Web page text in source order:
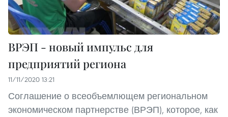
ВРЭП - новый импульс для
предприятий региона
11/11/2020 13:21
Соглашение о всеобъемлющем региональном
экономическом партнерстве (ВРЭП), которое, как